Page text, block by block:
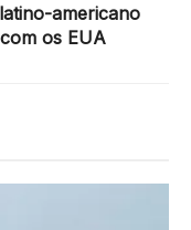
americano
os EUA